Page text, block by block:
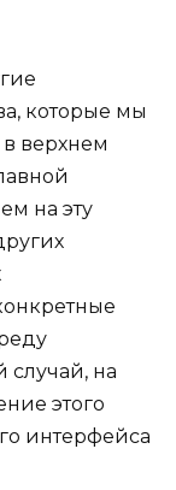
которые мы
верхнем
на эту
случай, на
этого
интерфейса